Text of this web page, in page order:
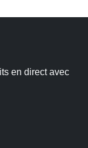
en direct avec